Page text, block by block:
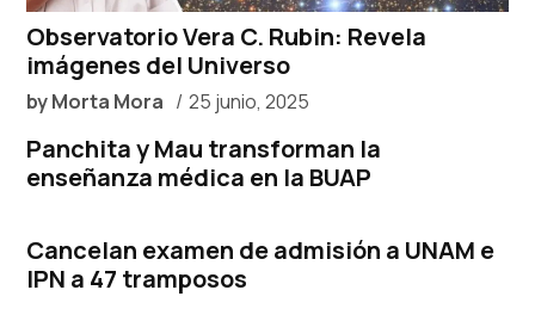
Observatorio Vera C. Rubin: Revela
imágenes del Universo
byMorta Mora 25 junio, 2025
Panchita y Mau transforman la
enseñanza médica en la BUAP
Cancelan examen de admisión a UNAM e
IPN a 47 tramposos